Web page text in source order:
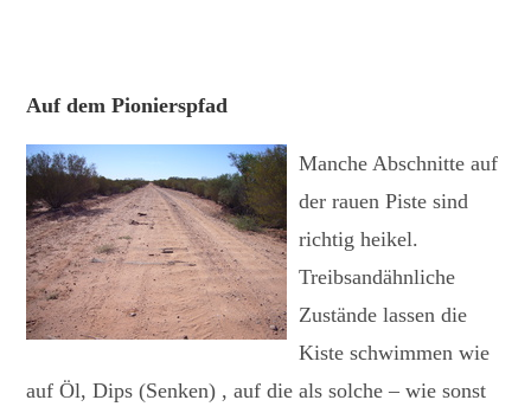
Auf dem Pionierspfad
Manche Abschnitte auf
der rauen Piste sind
richtig heikel.
Treibsandähnliche
Zustände lassen die
Kiste schwimmen wie
auf Öl, Dips (Senken) , auf die als solche – wie sonst